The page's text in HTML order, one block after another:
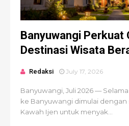
Banyuwangi Perkuat
Destinasi Wisata
Redaksi July 17, 2026
Banyuwangi, Juli 2026 —
ke Banyuwangi dimulai
Kawah Ijen untuk menyak...